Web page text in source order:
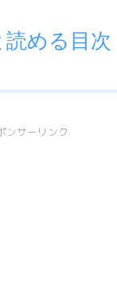
める目次
ンサーリンク